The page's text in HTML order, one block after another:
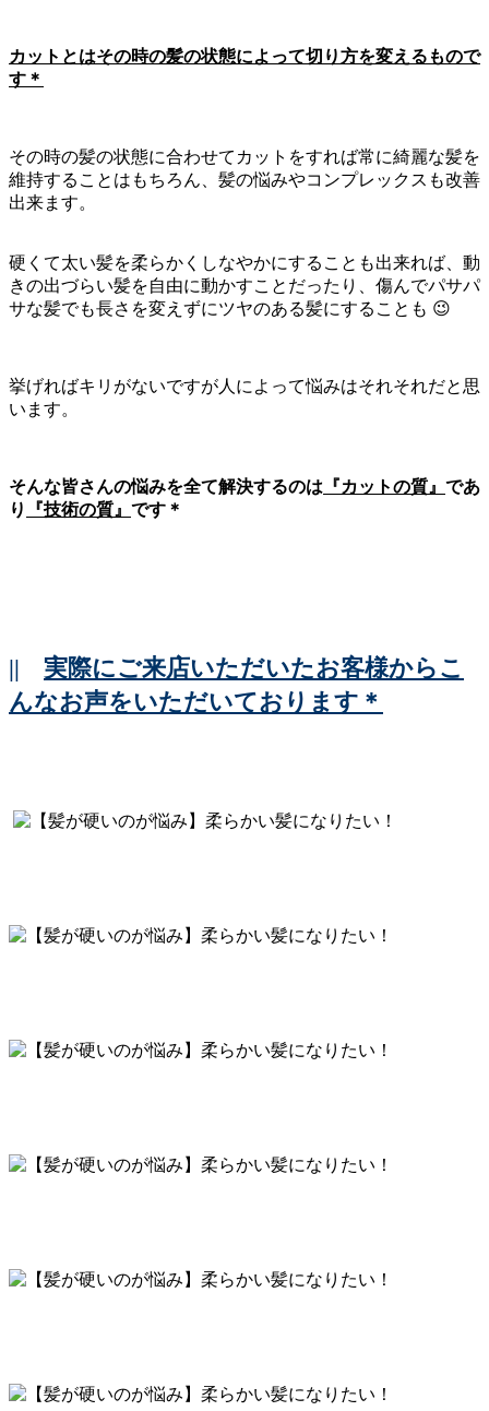
カットとはその時の髪の状態によって切り方を変えるもので
す＊
その時の髪の状態に合わせてカットをすれば常に綺麗な髪を
維持することはもちろん、髪の悩みやコンプレックスも改善
出来ます。
硬くて太い髪を柔らかくしなやかにすることも出来れば、動
きの出づらい髪を自由に動かすことだったり、傷んでパサパ
サな髪でも長さを変えずにツヤのある髪にすることも 😉
挙げればキリがないですが人によって悩みはそれそれだと思
います。
そんな皆さんの悩みを全て解決するのは 『カットの質』 であ
り
『技術の質』 です＊
|| 実際にご来店いただいたお客様からこ
んなお声をいただいております＊